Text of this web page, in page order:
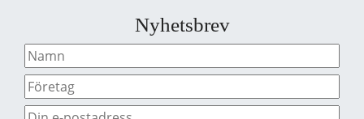
Nyhetsbrev